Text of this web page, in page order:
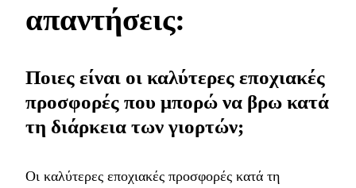
απαντήσεις:
Ποιες είναι οι καλύτερες εποχιακές
προσφορές που μπορώ να βρω κατά
τη διάρκεια των γιορτών;
Οι καλύτερες εποχιακές προσφορές κατά τη